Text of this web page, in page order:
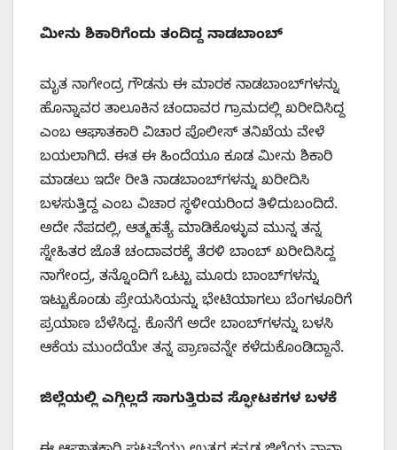
​ಮೀನು ಶಿಕಾರಿಗೆಂದು ತಂದಿದ್ದ ನಾಡಬಾಂಬ್
​ಮೃತ ನಾಗೇಂದ್ರ ಗೌಡನು ಈ ಮಾರಕ ನಾಡಬಾಂಬ್‌ಗಳನ್ನು
ಹೊನ್ನಾವರ ತಾಲೂಕಿನ ಚಂದಾವರ ಗ್ರಾಮದಲ್ಲಿ ಖರೀದಿಸಿದ್ದ
ಎಂಬ ಆಘಾತಕಾರಿ ವಿಚಾರ ಪೊಲೀಸ್ ತನಿಖೆಯ ವೇಳೆ
ಬಯಲಾಗಿದೆ. ಈತ ಈ ಹಿಂದೆಯೂ ಕೂಡ ಮೀನು ಶಿಕಾರಿ
ಮಾಡಲು ಇದೇ ರೀತಿ ನಾಡಬಾಂಬ್‌ಗಳನ್ನು ಖರೀದಿಸಿ
ಬಳಸುತ್ತಿದ್ದ ಎಂಬ ವಿಚಾರ ಸ್ಥಳೀಯರಿಂದ ತಿಳಿದುಬಂದಿದೆ.
ಅದೇ ನೆಪದಲ್ಲಿ, ಆತ್ಮಹತ್ಯೆ ಮಾಡಿಕೊಳ್ಳುವ ಮುನ್ನ ತನ್ನ
ಸ್ನೇಹಿತರ ಜೊತೆ ಚಂದಾವರಕ್ಕೆ ತೆರಳಿ ಬಾಂಬ್ ಖರೀದಿಸಿದ್ದ
ನಾಗೇಂದ್ರ, ತನ್ನೊಂದಿಗೆ ಒಟ್ಟು ಮೂರು ಬಾಂಬ್‌ಗಳನ್ನು
ಇಟ್ಟುಕೊಂಡು ಪ್ರೇಯಸಿಯನ್ನು ಭೇಟಿಯಾಗಲು ಬೆಂಗಳೂರಿಗೆ
ಪ್ರಯಾಣ ಬೆಳೆಸಿದ್ದ. ಕೊನೆಗೆ ಅದೇ ಬಾಂಬ್‌ಗಳನ್ನು ಬಳಸಿ
ಆಕೆಯ ಮುಂದೆಯೇ ತನ್ನ ಪ್ರಾಣವನ್ನೇ ಕಳೆದುಕೊಂಡಿದ್ದಾನೆ.
​ಜಿಲ್ಲೆಯಲ್ಲಿ ಎಗ್ಗಿಲ್ಲದೆ ಸಾಗುತ್ತಿರುವ ಸ್ಫೋಟಕಗಳ ಬಳಕೆ